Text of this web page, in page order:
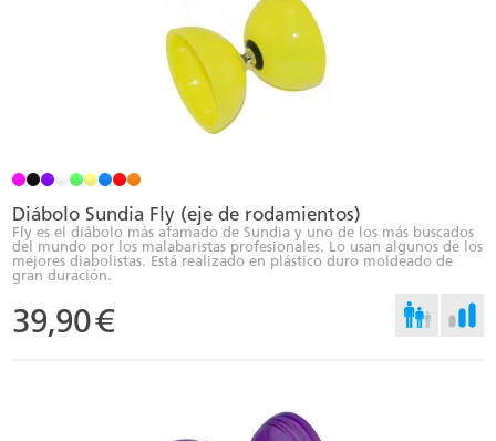
Diábolo Sundia Fly (eje de rodamientos)
Fly es el diábolo más afamado de Sundia y uno de los más buscados
del mundo por los malabaristas profesionales. Lo usan algunos de los
mejores diabolistas. Está realizado en plástico duro moldeado de
gran duración.
39,90€